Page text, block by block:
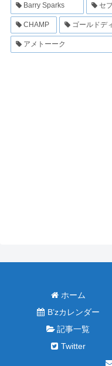
Barry Sparks セ
CHAMP ゴールドデ
アメトーーク
ホーム
B’zカレンダー
記事一覧
Twitter